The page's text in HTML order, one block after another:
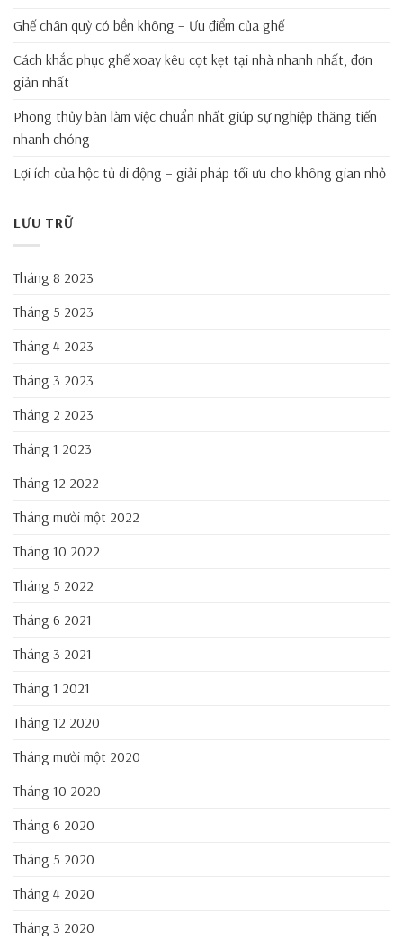
Ghế chân quỳ có bền không – Ưu điểm của ghế
Cách khắc phục ghế xoay kêu cọt kẹt tại nhà nhanh nhất, đơn
giản nhất
Phong thủy bàn làm việc chuẩn nhất giúp sự nghiệp thăng tiến
nhanh chóng
Lợi ích của hộc tủ di động – giải pháp tối ưu cho không gian nhỏ
LƯU TRỮ
Tháng 8 2023
Tháng 5 2023
Tháng 4 2023
Tháng 3 2023
Tháng 2 2023
Tháng 1 2023
Tháng 12 2022
Tháng mười một 2022
Tháng 10 2022
Tháng 5 2022
Tháng 6 2021
Tháng 3 2021
Tháng 1 2021
Tháng 12 2020
Tháng mười một 2020
Tháng 10 2020
Tháng 6 2020
Tháng 5 2020
Tháng 4 2020
Tháng 3 2020